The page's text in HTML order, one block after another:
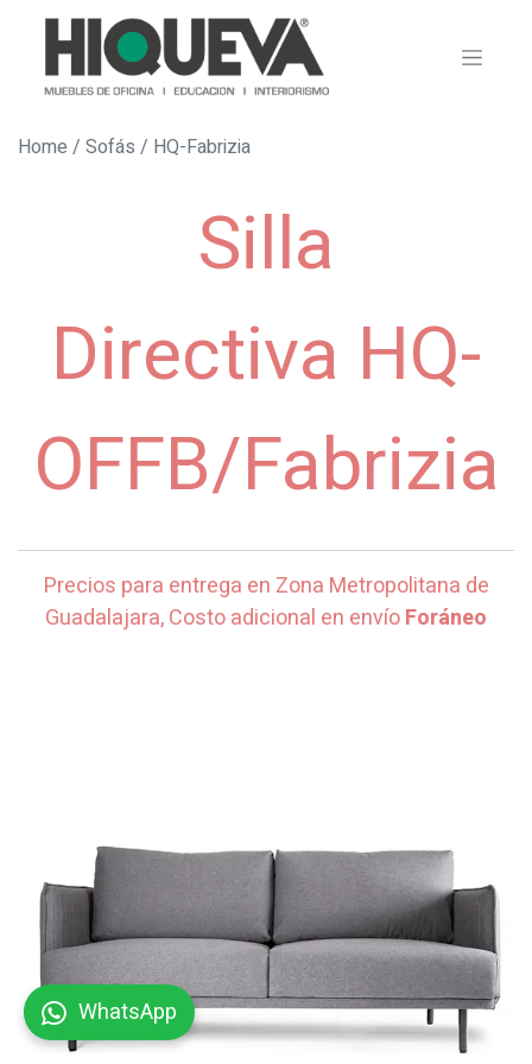
Home / Sofás / HQ-Fabrizia
Silla
Directiva HQ-
OFFB/Fabrizia
Precios para entrega en Zona Metropolitana de
Guadalajara, Costo adicional en envíoForáneo
WhatsApp